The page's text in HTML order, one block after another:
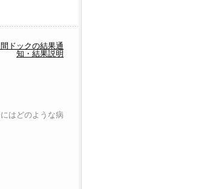
ドックの結果通
知・結果説明
はどのような病